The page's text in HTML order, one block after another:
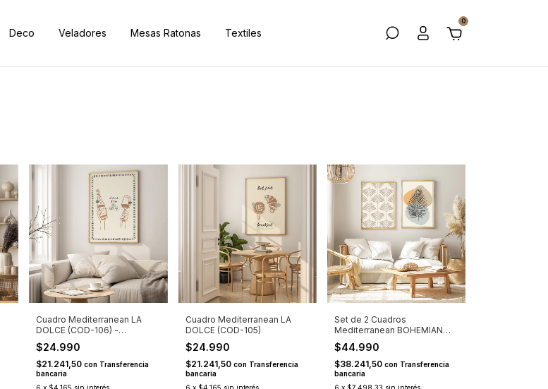
Deco Veladores Mesas Ratonas Textiles
0
Cuadro Mediterranean LA
DOLCE (COD-106) -
(SEGUNDA TANDA)
$24.990
$21.241,50con Transferencia
bancaria
Cuadro Mediterranean LA
DOLCE (COD-105)
$24.990
$21.241,50 con Transferencia
bancaria
Set de 2 Cuadros
Mediterranean BOHEMIAN
LINE (COD-201)
$44.990
$38.241,50 con Transferencia
bancaria